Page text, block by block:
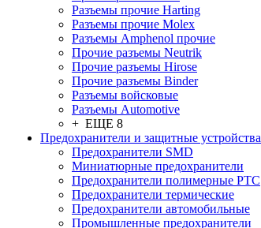
Разъемы прочие Harting
Разъемы прочие Molex
Разъемы Amphenol прочие
Прочие разъемы Neutrik
Прочие разъемы Hirose
Прочие разъемы Binder
Разъемы войсковые
Разъeмы Automotive
+ ЕЩЕ 8
Предохранители и защитные устройства
Предохранители SMD
Миниатюрные предохранители
Предохранители полимерные PTC
Предохранители термические
Предохранители автомобильные
Промышленные предохранители